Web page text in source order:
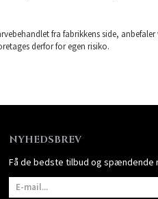
fra fabrikkens side,
derfor for egen risiko.
NYHEDSBREV
Få de bedste tilbud og spændende